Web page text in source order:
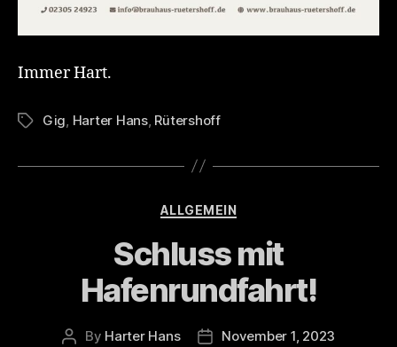
Immer Hart.
TagsGig, Harter Hans, Rütershoff
Categories
ALLGEMEIN
Schluss mit
Hafenrundfahrt!
Post
By Harter Hans
PostNovember 1, 2023